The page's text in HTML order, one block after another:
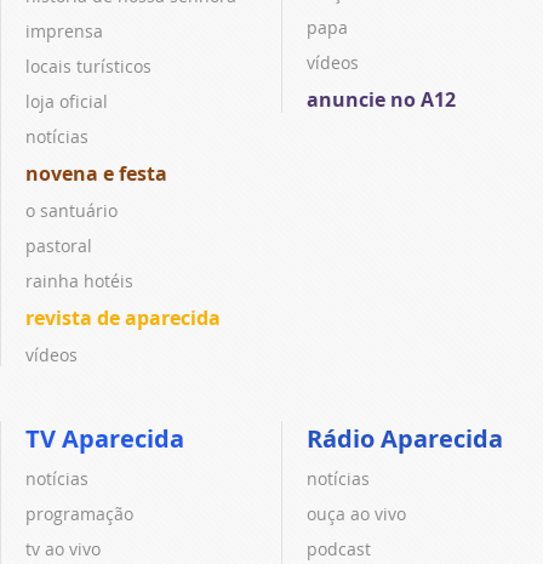
imprensa
locais turísticos
loja oficial
notícias
novena e festa
o santuário
pastoral
rainha hotéis
revista de aparecida
vídeos
papa
vídeos
anuncie no A12
TV Aparecida
notícias
programação
tv ao vivo
Rádio Aparecida
notícias
ouça ao vivo
podcast